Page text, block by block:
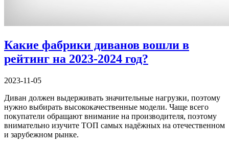
Какие фабрики диванов вошли в
рейтинг на 2023-2024 год?
2023-11-05
Диван должен выдерживать значительные нагрузки, поэтому
нужно выбирать высококачественные модели. Чаще всего
покупатели обращают внимание на производителя, поэтому
внимательно изучите ТОП самых надёжных на отечественном
и зарубежном рынке.